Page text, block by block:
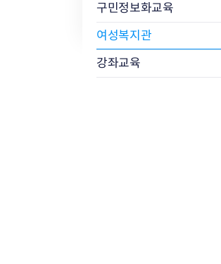
구민정보화교육
여성복지관
강좌교육